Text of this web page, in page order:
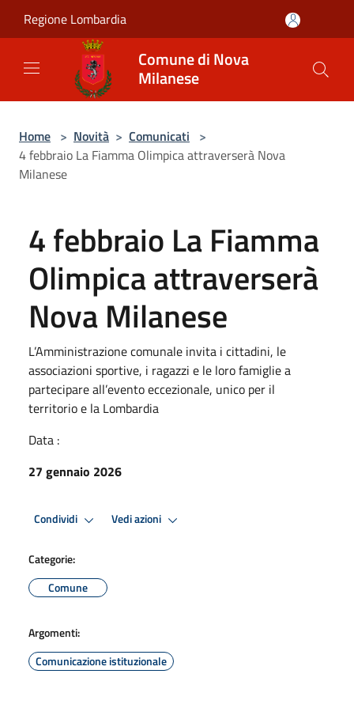
Regione Lombardia
Comune di Nova
Milanese
Home > Novità > Comunicati >
4 febbraio La Fiamma Olimpica attraverserà Nova
Milanese
4 febbraio La Fiamma
Olimpica attraverserà
Nova Milanese
L’Amministrazione comunale invita i cittadini, le
associazioni sportive, i ragazzi e le loro famiglie a
partecipare all’evento eccezionale, unico per il
territorio e la Lombardia
Data :
27 gennaio 2026
Condividi Vedi azioni
Categorie:
Comune
Argomenti:
Comunicazione istituzionale